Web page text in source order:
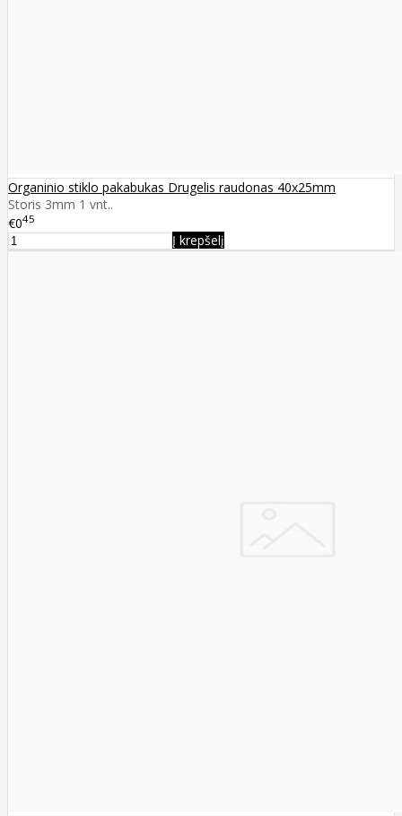
Organinio stiklo pakabukas Drugelis raudonas 40x25mm
Storis 3mm 1 vnt..
€045
Į krepšelį